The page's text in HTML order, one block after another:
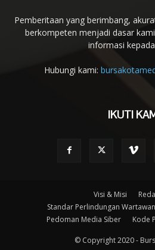
Pemberitaan yang berimbang,
berkompeten menjadi dasar
informasi
Hubungi kami:
IKUTI
Visi & Misi
Standar Perlindungan
Pedoman Media Siber
Kode
© Copyright 2020 -